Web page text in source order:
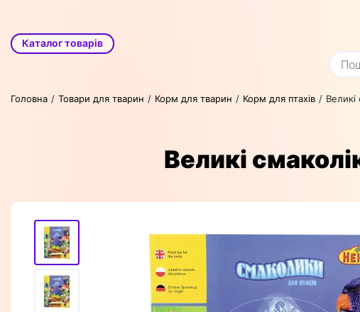
Каталог товарів
Головна Товари для тварин Корм для тварин Корм для птахів
Великі